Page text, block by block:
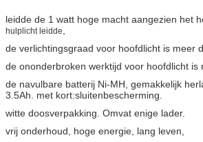
leidde de 1 watt hoge macht aangezien het
hulplicht leidde
de verlichtingsgraad voor hoofdlicht is meer
de ononderbroken werktijd voor hoofdlicht is
de navulbare batterij Ni-MH, gemakkelijk
3.5Ah. met kort:sluitenbescherming.
witte doosverpakking. Omvat enige lader.
vrij onderhoud, hoge energie, lang leven,